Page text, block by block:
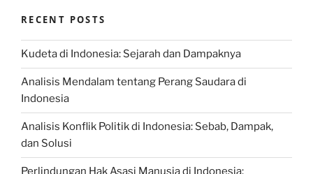
RECENT POSTS
Kudeta di Indonesia: Sejarah dan Dampaknya
Analisis Mendalam tentang Perang Saudara di
Indonesia
Analisis Konflik Politik di Indonesia: Sebab, Dampak,
dan Solusi
Perlindungan Hak Asasi Manusia di Indonesia: